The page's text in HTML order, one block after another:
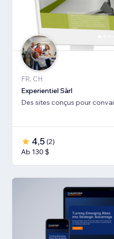
FR, CH
Experientiel Sàrl
Des sites conçus pour
4,5 (2)
Ab 130 $